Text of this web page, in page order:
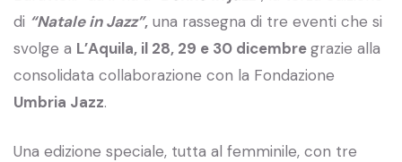
di “Natale in Jazz”, una rassegna di tre eventi che si
svolge a L’Aquila, il 28, 29 e 30 dicembregrazie alla
consolidata collaborazione con la Fondazione
Umbria Jazz.
Una edizione speciale, tutta al femminile, con tre